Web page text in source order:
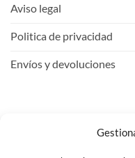
Aviso legal
Politica de privacidad
Envíos y devoluciones